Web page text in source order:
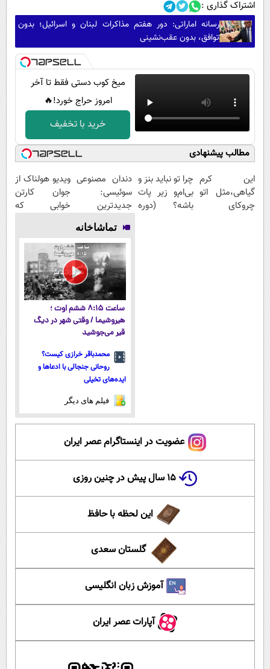
اشتراک گذاری :
رسانه اماراتی: دور هفتم مذاکرات لبنان و اسرائیل؛ بدون
توافق، بدون عقب‌نشینی
میخ کوب دستی فقط تا آخر
امروز حراج خورد!🔥
خرید با تخفیف
مطالب پیشنهادی
این کرم
گیاهی،مثل اتو
چروکای
چرا تو نباید بنز و
بی‌ام‌و زیر پات
باشه؟ (دوره
دندان مصنوعی
سوئیسی:
جدیدترین
فناوری اروپا،
سبک و مقاوم |
پرداخت قسطی
ویدیو هولناک از
جوان کارتن
خوابی که
تماشاخانه
ساعت ۸:۱۵ ششم اوت ؛
هیروشیما / وقتی شهر در دیگ
قیر می‌جوشید
محمدباقر خرازی کیست؟
روحانی جنجالی با ادعاها و
ایده‌های تخیلی
فیلم های دیگر
عضویت در اینستاگرام عصر ایران
۱۵ سال پیش در چنین روزی
این لحظه با حافظ
گلستان سعدی
آموزش زبان انگلیسی
آپارات عصر ایران